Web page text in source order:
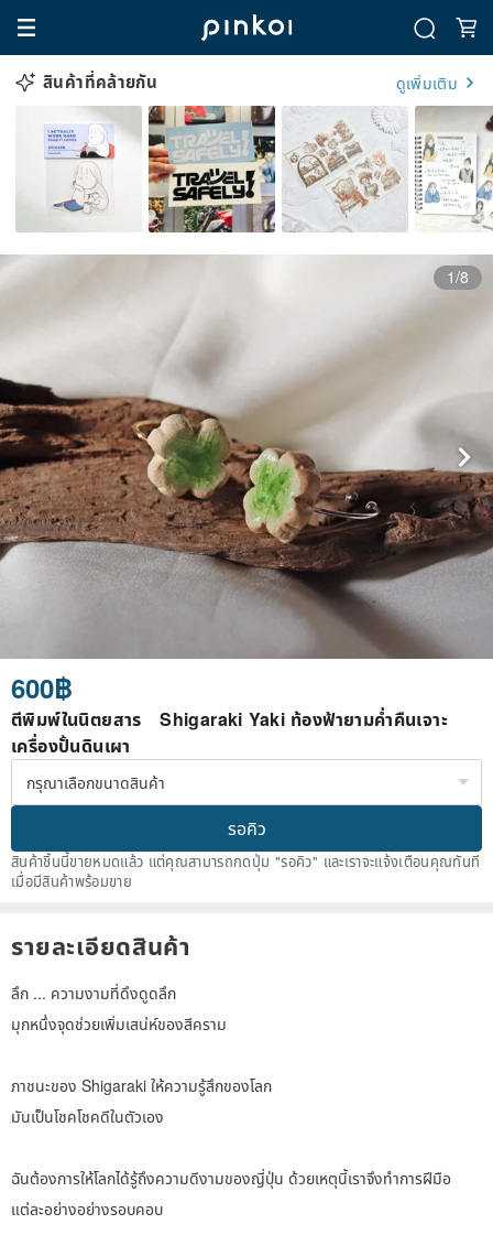
สินค้าที่คล้ายกัน ดูเพิ่มเติม
1/8
600฿
ตีพิมพ์ในนิตยสาร Shigaraki Yaki ท้องฟ้ายามค่ำคืนเจาะ
เครื่องปั้นดินเผา
รอคิว
สินค้าชิ้นนี้ขายหมดแล้ว แต่คุณสามารถกดปุ่ม "รอคิว" และเราจะแจ้งเตือนคุณทันที
เมื่อมีสินค้าพร้อมขาย
รายละเอียดสินค้า
ลึก ... ความงามที่ดึงดูดลึก
มุกหนึ่งจุดช่วยเพิ่มเสน่ห์ของสีคราม
ภาชนะของ Shigaraki ให้ความรู้สึกของโลก
มันเป็นโชคโชคดีในตัวเอง
ฉันต้องการให้โลกได้รู้ถึงความดีงามของญี่ปุ่น ด้วยเหตุนี้เราจึงทำการฝีมือ
แต่ละอย่างอย่างรอบคอบ